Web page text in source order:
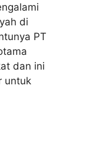
di
PT
dan ini
untuk